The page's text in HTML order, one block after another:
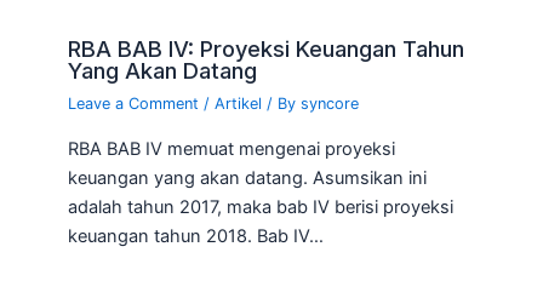
RBA BAB IV: Proyeksi Keuangan Tahun
Yang Akan Datang
Leave a Comment /Artikel / Bysyncore
RBA BAB IV memuat mengenai proyeksi
keuangan yang akan datang. Asumsikan ini
adalah tahun 2017, maka bab IV berisi proyeksi
keuangan tahun 2018. Bab IV…